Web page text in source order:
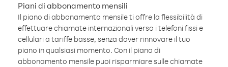
Piani di abbonamento mensili
Il piano di abbonamento mensile ti offre la flessibilità di
effettuare chiamate internazionali verso i telefoni fissi e
cellulari a tariffe basse, senza dover rinnovare il tuo
piano in qualsiasi momento. Con il piano di
abbonamento mensile puoi risparmiare sulle chiamate